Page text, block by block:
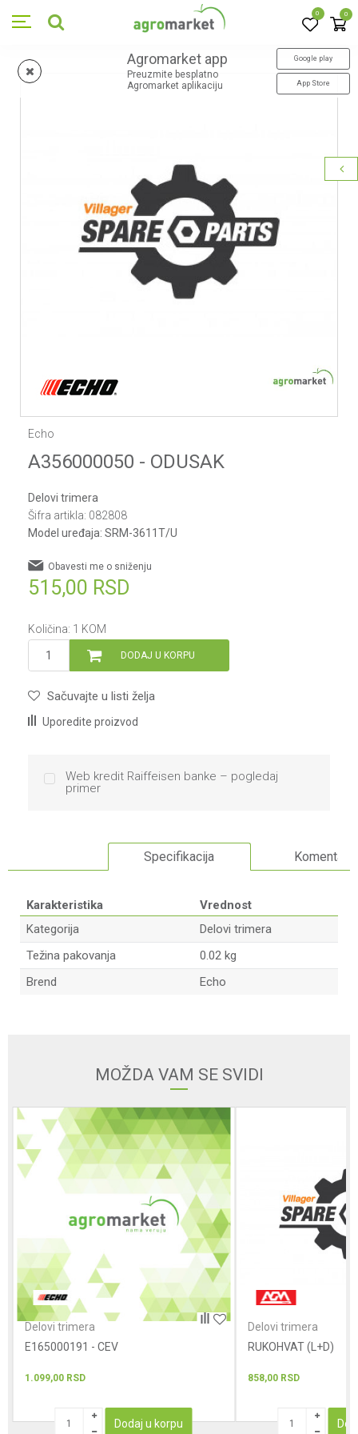
0 0
Agromarket app
Preuzmite besplatno
Agromarket aplikaciju
Google play
App Store
Echo
A356000050 - ODUSAK
Delovi trimera
Šifra artikla: 082808
Model uređaja: SRM-3611T/U
515,00 RSD
Obavesti me o sniženju
Količina: 1 KOM
DODAJ U KORPU
Sačuvajte u listi želja
Uporedite proizvod
Web kredit Raiffeisen banke – pogledaj
primer
Specifikacija Komentari
Karakteristika
Vrednost
Kategorija
Delovi trimera
Težina pakovanja
0.02 kg
Brend
Echo
Poruka
POŠALJI
MOŽDA VAM SE SVIDI
Delovi trimera
E165000191 - CEV
1.099,00 RSD
Dodaj u korpu
Delovi trimera
RUKOHVAT (L+D)
858,00 RSD